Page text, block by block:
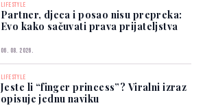
LIFESTYLE
Partner, djeca i posao nisu prepreka:
Evo kako sačuvati prava prijateljstva
06. 08. 2026.
LIFESTYLE
Jeste li “finger princess”? Viralni izraz
opisuje jednu naviku